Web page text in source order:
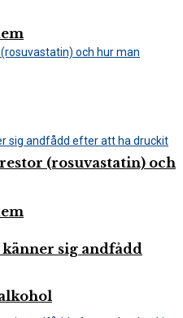
sig andfådd
(rosuvastatin) och